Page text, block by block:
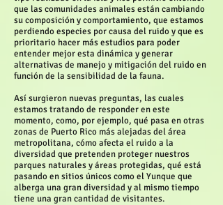
que las comunidades animales están cambiando
su composición y comportamiento, que estamos
perdiendo especies por causa del ruido y que es
prioritario hacer más estudios para poder
entender mejor esta dinámica y generar
alternativas de manejo y mitigación del ruido en
función de la sensibilidad de la fauna.
Así surgieron nuevas preguntas, las cuales
estamos tratando de responder en este
momento, como, por ejemplo, qué pasa en otras
zonas de Puerto Rico más alejadas del área
metropolitana, cómo afecta el ruido a la
diversidad que pretenden proteger nuestros
parques naturales y áreas protegidas, qué está
pasando en sitios únicos como el Yunque que
alberga una gran diversidad y al mismo tiempo
tiene una gran cantidad de visitantes.